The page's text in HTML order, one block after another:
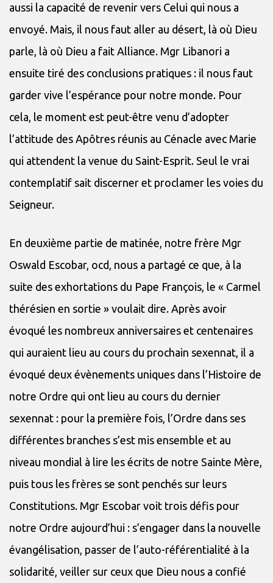
aussi la capacité de revenir vers Celui qui nous a
envoyé. Mais, il nous faut aller au désert, là où Dieu
parle, là où Dieu a fait Alliance. Mgr Libanori a
ensuite tiré des conclusions pratiques : il nous faut
garder vive l’espérance pour notre monde. Pour
cela, le moment est peut-être venu d’adopter
l’attitude des Apôtres réunis au Cénacle avec Marie
qui attendent la venue du Saint-Esprit. Seul le vrai
contemplatif sait discerner et proclamer les voies du
Seigneur.
En deuxième partie de matinée, notre frère Mgr
Oswald Escobar, ocd, nous a partagé ce que, à la
suite des exhortations du Pape François, le « Carmel
thérésien en sortie » voulait dire. Après avoir
évoqué les nombreux anniversaires et centenaires
qui auraient lieu au cours du prochain sexennat, il a
évoqué deux évènements uniques dans l’Histoire de
notre Ordre qui ont lieu au cours du dernier
sexennat : pour la première fois, l’Ordre dans ses
différentes branches s’est mis ensemble et au
niveau mondial à lire les écrits de notre Sainte Mère,
puis tous les frères se sont penchés sur leurs
Constitutions. Mgr Escobar voit trois défis pour
notre Ordre aujourd’hui : s’engager dans la nouvelle
évangélisation, passer de l’auto-référentialité à la
solidarité, veiller sur ceux que Dieu nous a confié